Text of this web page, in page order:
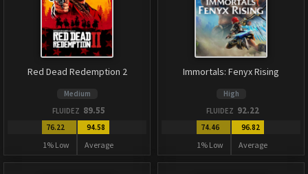
Red Dead Redemption 2
Medium
FLUIDEZ 89.55
76.22
1% Low
94.58
Average
Immortals: Fenyx Rising
High
FLUIDEZ 92.22
74.46
1% Low
96.82
Average